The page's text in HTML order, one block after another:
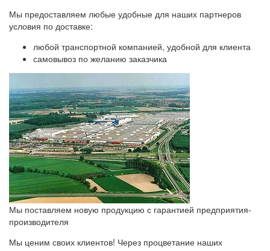
Мы предоставляем любые удобные для наших партнеров
условия по доставке:
любой транспортной компанией, удобной для клиента
самовывоз по желанию заказчика
Мы поставляем новую продукцию с гарантией предприятия-
производителя
Мы ценим своих клиентов! Через процветание наших